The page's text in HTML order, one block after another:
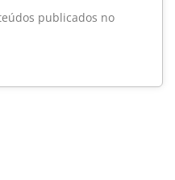
publicados no